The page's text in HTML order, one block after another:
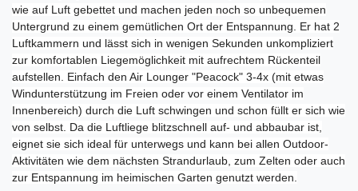
wie auf Luft gebettet und machen jeden noch so unbequemen
Untergrund zu einem gemütlichen Ort der Entspannung. Er hat 2
Luftkammern und lässt sich in wenigen Sekunden unkompliziert
zur komfortablen Liegemöglichkeit mit aufrechtem Rückenteil
aufstellen. Einfach den Air Lounger "Peacock" 3-4x (mit etwas
Windunterstützung im Freien oder vor einem Ventilator im
Innenbereich) durch die Luft schwingen und schon füllt er sich wie
von selbst. Da die Luftliege blitzschnell auf- und abbaubar ist,
eignet sie sich ideal für unterwegs und kann bei allen Outdoor-
Aktivitäten wie dem nächsten Strandurlaub, zum Zelten oder auch
zur Entspannung im heimischen Garten genutzt werden.